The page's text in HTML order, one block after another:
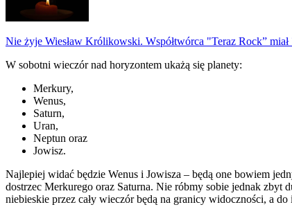
Nie żyje Wiesław Królikowski. Współtwórca "Teraz Rock” miał
W sobotni wieczór nad horyzontem ukażą się planety:
Merkury,
Wenus,
Saturn,
Uran,
Neptun oraz
Jowisz.
Najlepiej widać będzie Wenus i Jowisza – będą one bowiem
dostrzec Merkurego oraz Saturna. Nie róbmy sobie jednak zbyt
niebieskie przez cały wieczór będą na granicy widoczności, a